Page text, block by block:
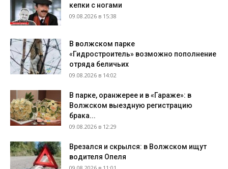
кепки с ногами
09.08.2026 в 15:38
В волжском парке
«Гидростроитель» возможно пополнение
отряда беличьих
09.08.2026 в 14:02
В парке, оранжерее и в «Гараже»: в
Волжском выездную регистрацию
брака...
09.08.2026 в 12:29
Врезался и скрылся: в Волжском ищут
водителя Опеля